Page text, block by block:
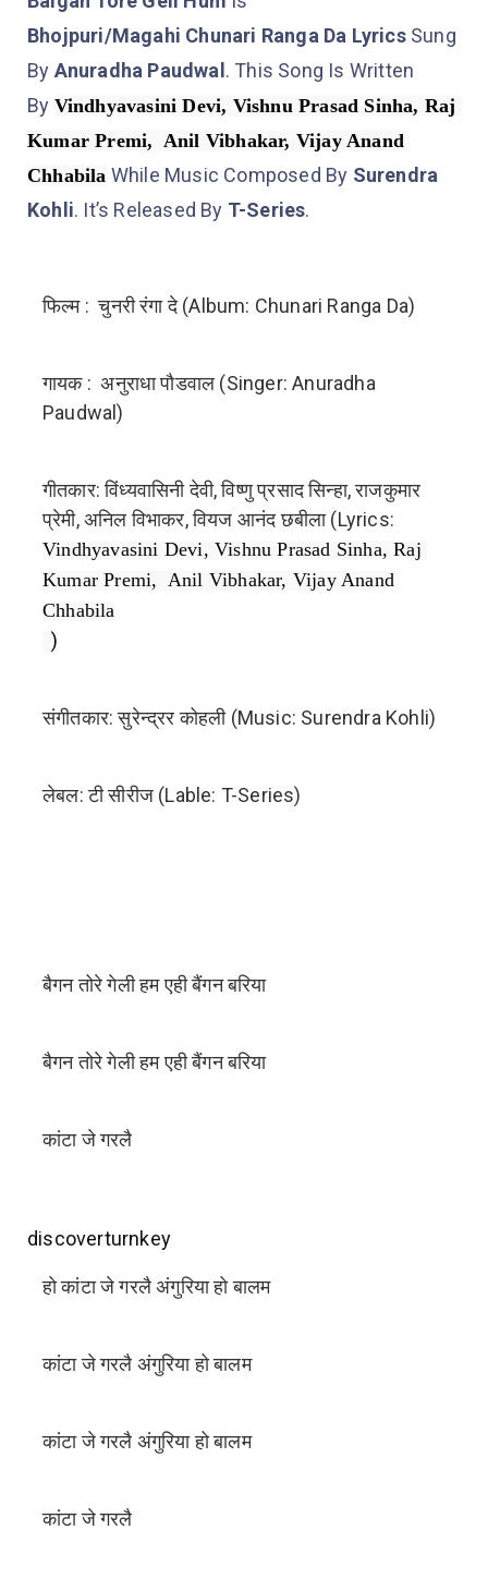
Bhojpuri/Magahi Chunari Ranga Da LyricsSung
By Anuradha Paudwal . This Song Is Written
By Vindhyavasini Devi, Vishnu Prasad Sinha, Raj
Kumar Premi,  Anil Vibhakar, Vijay Anand
Chhabila While Music Composed By Surendra
Kohli. It’s Released By T-Series.
फिल्म : चुनरी रंगा दे (Album: Chunari Ranga Da)
गायक : अनुराधा पौडवाल (Singer: Anuradha
Paudwal)
गीतकार: विंध्यवासिनी देवी, विष्णु प्रसाद सिन्हा, राजकुमार
प्रेमी, अनिल विभाकर, वियज आनंद छबीला (Lyrics:
Vindhyavasini Devi, Vishnu Prasad Sinha, Raj
Kumar Premi,  Anil Vibhakar, Vijay Anand
Chhabila
)
संगीतकार: सुरेन्द्रर कोहली (Music: Surendra Kohli)
लेबल: टी सीरीज (Lable: T-Series)
बैगन तोरे गेली हम एही बैंगन बरिया
बैगन तोरे गेली हम एही बैंगन बरिया
कांटा जे गरलै
discoverturnkey
हो कांटा जे गरलै अंगुरिया हो बालम
कांटा जे गरलै अंगुरिया हो बालम
कांटा जे गरलै अंगुरिया हो बालम
कांटा जे गरलै